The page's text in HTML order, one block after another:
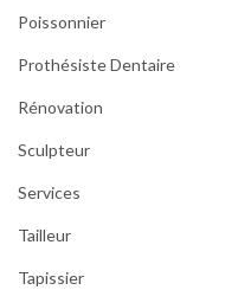
Poissonnier
Prothésiste Dentaire
Rénovation
Sculpteur
Services
Tailleur
Tapissier